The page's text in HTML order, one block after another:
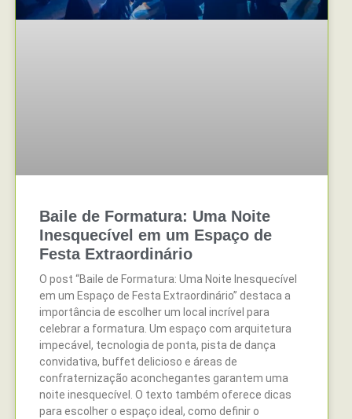
Baile de Formatura: Uma Noite
Inesquecível em um Espaço de
Festa Extraordinário
O post “Baile de Formatura: Uma Noite Inesquecível
em um Espaço de Festa Extraordinário” destaca a
importância de escolher um local incrível para
celebrar a formatura. Um espaço com arquitetura
impecável, tecnologia de ponta, pista de dança
convidativa, buffet delicioso e áreas de
confraternização aconchegantes garantem uma
noite inesquecível. O texto também oferece dicas
para escolher o espaço ideal, como definir o